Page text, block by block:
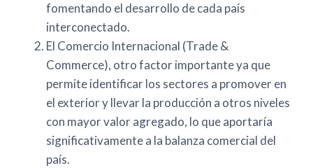
fomentando el desarrollo de cada país
interconectado.
El Comercio Internacional (Trade &
Commerce), otro factor importante ya que
permite identificar los sectores a promover en
el exterior y llevar la producción a otros niveles
con mayor valor agregado, lo que aportaría
significativamente a la balanza comercial del
país.